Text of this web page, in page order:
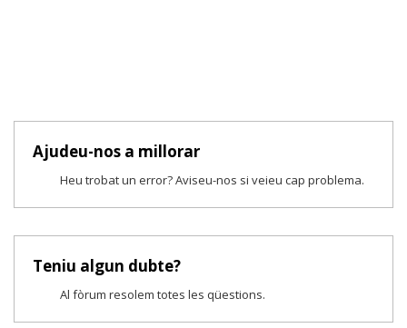
Ajudeu-nos a millorar
Heu trobat un error? Aviseu-nos si veieu cap problema.
Teniu algun dubte?
Al fòrum resolem totes les qüestions.